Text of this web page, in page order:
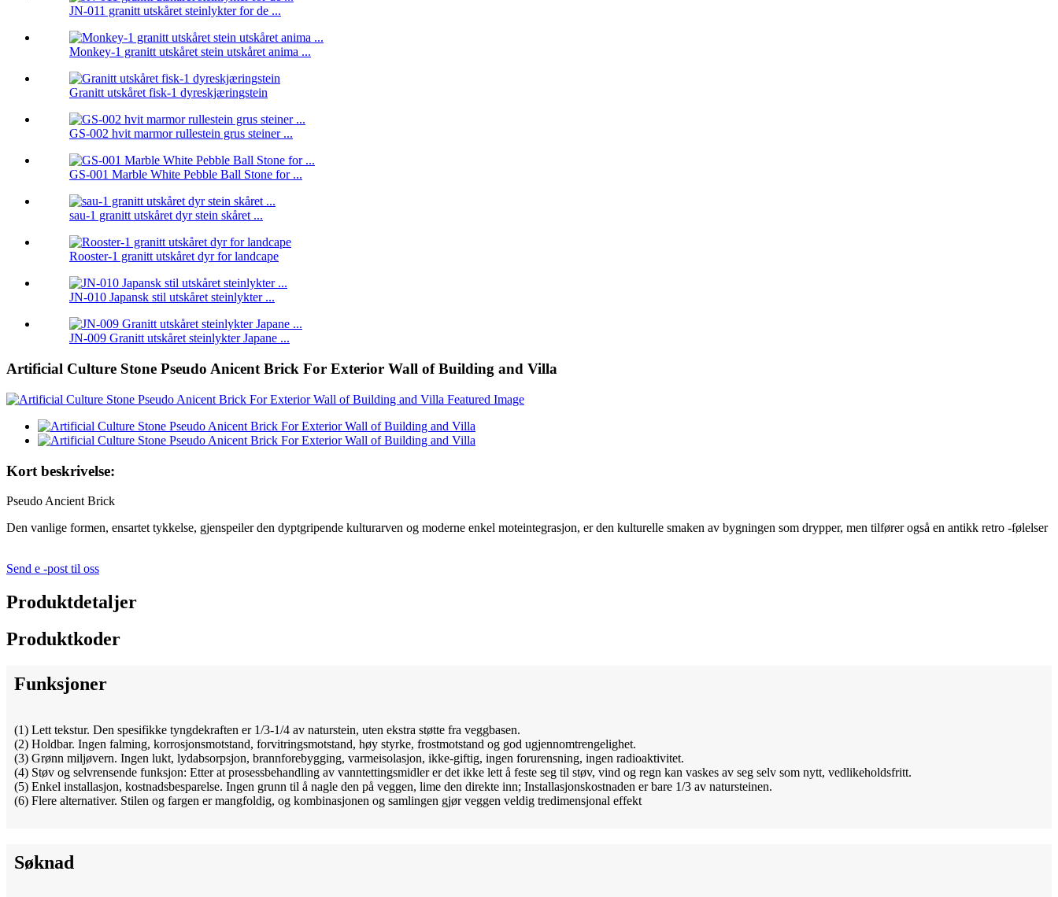
JN-011 granitt utskåret steinlykter for de ...
Monkey-1 granitt utskåret stein utskåret anima ...
Granitt utskåret fisk-1 dyreskjæringstein
GS-002 hvit marmor rullestein grus steiner ...
GS-001 Marble White Pebble Ball Stone for ...
sau-1 granitt utskåret dyr stein skåret ...
Rooster-1 granitt utskåret dyr for landcape
JN-010 Japansk stil utskåret steinlykter ...
JN-009 Granitt utskåret steinlykter Japane ...
Artificial Culture Stone Pseudo Anicent Brick For Exterior Wall of Building and Villa
Kort beskrivelse:
Pseudo Ancient Brick
Den vanlige formen, ensartet tykkelse, gjenspeiler den dyptgripende kulturarven og moderne enkel moteintegrasjon, er den kulturelle smaken av bygningen som drypper, men tilfører også en antikk retro -følelser
Send e -post til oss
Produktdetaljer
Produktkoder
Funksjoner
(1) Lett tekstur. Den spesifikke tyngdekraften er 1/3-1/4 av naturstein, uten ekstra støtte fra veggbasen.
(2) Holdbar. Ingen falming, korrosjonsmotstand, forvitringsmotstand, høy styrke, frostmotstand og god ugjennomtrengelighet.
(3) Grønn miljøvern. Ingen lukt, lydabsorpsjon, brannforebygging, varmeisolasjon, ikke-giftig, ingen forurensning, ingen radioaktivitet.
(4) Støv og selvrensende funksjon: Etter at prosessbehandling av vanntettingsmidler er det ikke lett å feste seg til støv, vind og regn kan vaskes av seg selv som nytt, vedlikeholdsfritt.
(5) Enkel installasjon, kostnadsbesparelse. Ingen grunn til å nagle den på veggen, lime den direkte inn; Installasjonskostnaden er bare 1/3 av natursteinen.
(6) Flere alternativer. Stilen og fargen er mangfoldig, og kombinasjonen og samlingen gjør veggen veldig tredimensjonal effekt
Søknad